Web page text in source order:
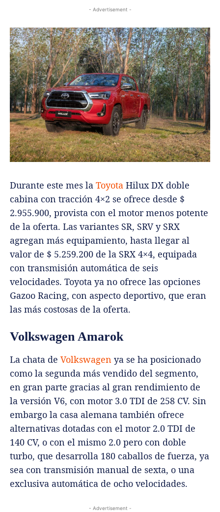
- Advertisement -
Durante este mes la Toyota Hilux DX doble
cabina con tracción 4×2 se ofrece desde $
2.955.900, provista con el motor menos potente
de la oferta. Las variantes SR, SRV y SRX
agregan más equipamiento, hasta llegar al
valor de $ 5.259.200 de la SRX 4×4, equipada
con transmisión automática de seis
velocidades. Toyota ya no ofrece las opciones
Gazoo Racing, con aspecto deportivo, que eran
las más costosas de la oferta.
Volkswagen Amarok
La chata de Volkswagen ya se ha posicionado
como la segunda más vendido del segmento,
en gran parte gracias al gran rendimiento de
la versión V6, con motor 3.0 TDI de 258 CV. Sin
embargo la casa alemana también ofrece
alternativas dotadas con el motor 2.0 TDI de
140 CV, o con el mismo 2.0 pero con doble
turbo, que desarrolla 180 caballos de fuerza, ya
sea con transmisión manual de sexta, o una
exclusiva automática de ocho velocidades.
- Advertisement -